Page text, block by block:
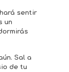
sentir
un
Sal a
de tu